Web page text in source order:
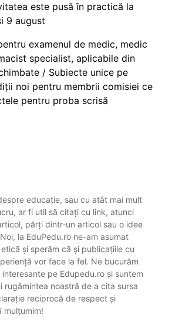
este pusă în practică la
9 august
examenul de medic, medic
specialist, aplicabile din
/ Subiecte unice pe
noi pentru membrii comisiei ce
pentru proba scrisă
educație, sau cu atât mai mult
ar fi util să citați cu link, atunci
părți dintr-un articol sau o idee
la EduPedu.ro ne-am asumat
și sperăm că și publicațiile cu
vor face la fel. Ne bucurăm
pe Edupedu.ro și suntem
rugămintea noastră de a cita sursa
reciprocă de respect și
mulțumim!